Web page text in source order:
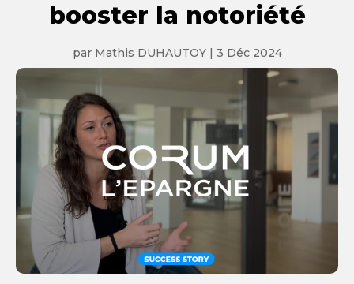
booster la notoriété
par Mathis DUHAUTOY| 3 Déc 2024